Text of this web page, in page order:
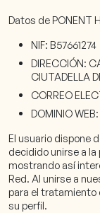
Datos de PONENT
NIF: B57661274
DIRECCIÓN:
CIUTADELLA
CORREO
DOMINIO
El usuario dispone
decidido unirse a la
mostrando así
Red. Al unirse a
para el tratamiento
su perfil.